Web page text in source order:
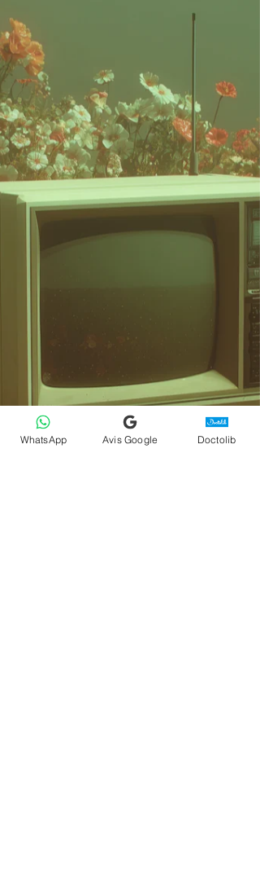
Sabrina B.
4 min de lecture
Jalousie et Compersion : Deux
émotions pour redéfinir
l'amour
WhatsApp Avis Google Doctolib